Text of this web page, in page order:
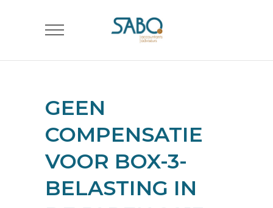
GEEN
COMPENSATIE
VOOR BOX-3-
BELASTING IN